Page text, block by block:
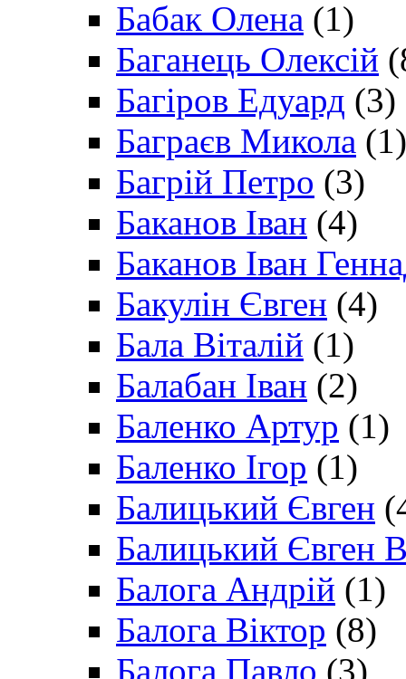
Бабак Олена (1)
Баганець Олексій
Багіров Едуард (3)
Баграєв Микола (1)
Багрій Петро (3)
Баканов Іван (4)
Баканов Іван
Бакулін Євген (4)
Бала Віталій (1)
Балабан Іван (2)
Баленко Артур (1)
Баленко Ігор (1)
Балицький Євген
Балицький Євген
Балога Андрій (1)
Балога Віктор (8)
Балога Павло (3)